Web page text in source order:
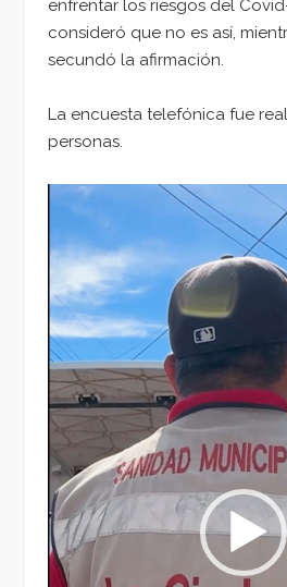
enfrentar los riesgos del
consideró que no es así,
secundó la afirmación.
La encuesta telefónica fue
personas.
Reproductor
vídeo